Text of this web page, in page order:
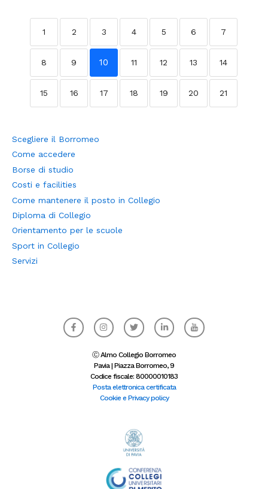
1 2 3 4 5 6 7
8 9 10 11 12 13 14
15 16 17 18 19 20 21
Scegliere il Borromeo
Come accedere
Borse di studio
Costi e facilities
Come mantenere il posto in Collegio
Diploma di Collegio
Orientamento per le scuole
Sport in Collegio
Servizi
F
a
c
I
n
s
a
g
r
a
m
T
w
i
t
e
r
L
i
n
e
d
i
n
-
i
n
I
c
o
Ⓒ Almo Collegio Borromeo
Pavia | Piazza Borromeo, 9
Codice fiscale: 80000010183
Posta elettronica certificata
Cookie e Privacy policy